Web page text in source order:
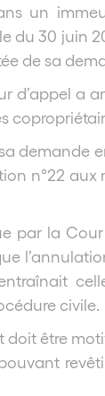
un
30 juin
de sa
d’appel a
demande
n°22
la
civile.
être